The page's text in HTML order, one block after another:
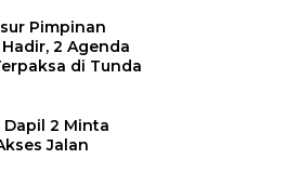
Pimpinan
2 Agenda
di Tunda
Dapil 2 Minta
Jalan